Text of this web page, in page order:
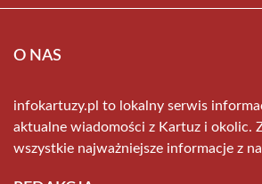
O NAS
infokartuzy.pl to lokalny serwis
aktualne wiadomości z Kartuz i okolic.
wszystkie najważniejsze informacje z